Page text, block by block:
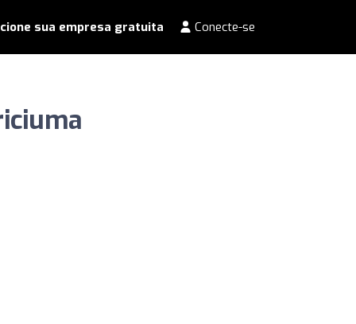
sua empresa gratuita Conecte-se